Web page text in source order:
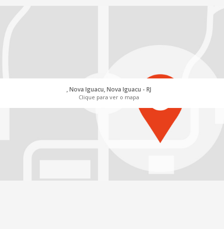
, Nova Iguacu, Nova Iguacu - RJ
Clique para ver o mapa